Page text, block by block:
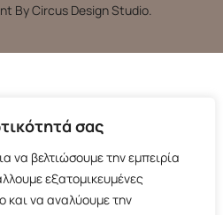
σας
να βελτιώσουμε την εμπειρία
εξατομικευμένες
και να αναλύουμε την
By Circus Design Studio.